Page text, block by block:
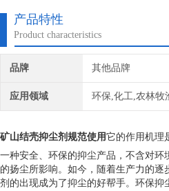
产品特性
Product characteristics
品牌 其他品牌
应用领域 环保,化工,农林牧
矿山结壳抑尘剂规范使用它的作用机理
一种安全、环保的抑尘产品，不含对
的扬尘所影响。如今，随着生产力的
剂的出现成为了抑尘的好帮手。环保